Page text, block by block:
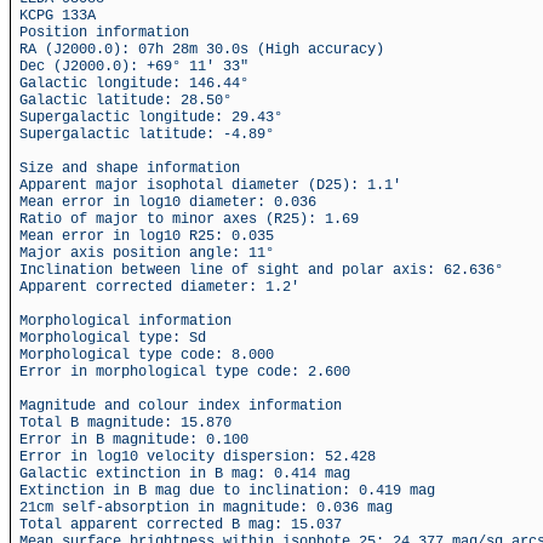
KCPG 133A
Position information
RA (J2000.0): 07h 28m 30.0s (High accuracy)
Dec (J2000.0): +69° 11' 33"
Galactic longitude: 146.44°
Galactic latitude: 28.50°
Supergalactic longitude: 29.43°
Supergalactic latitude: -4.89°
Size and shape information
Apparent major isophotal diameter (D25): 1.1'
Mean error in log10 diameter: 0.036
Ratio of major to minor axes (R25): 1.69
Mean error in log10 R25: 0.035
Major axis position angle: 11°
Inclination between line of sight and polar axis: 62.636°
Apparent corrected diameter: 1.2'
Morphological information
Morphological type: Sd
Morphological type code: 8.000
Error in morphological type code: 2.600
Magnitude and colour index information
Total B magnitude: 15.870
Error in B magnitude: 0.100
Error in log10 velocity dispersion: 52.428
Galactic extinction in B mag: 0.414 mag
Extinction in B mag due to inclination: 0.419 mag
21cm self-absorption in magnitude: 0.036 mag
Total apparent corrected B mag: 15.037